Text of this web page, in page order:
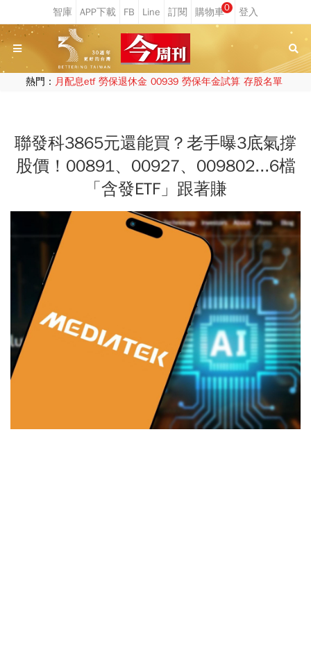
0
熱門： 月配息etf 勞保退休金 00939 勞保年金試算 存股名單
聯發科3865元還能買？老手曝3底氣撐
股價！00891、00927、009802...6檔
「含發ETF」跟著賺